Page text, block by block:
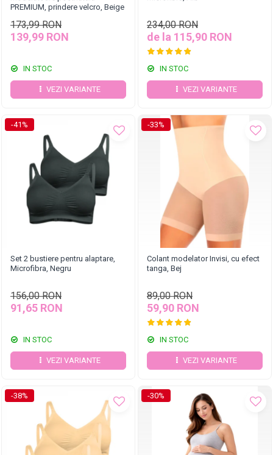
PREMIUM, prindere velcro, Beige
173,99 RON
139,99 RON
IN STOC
VEZI VARIANTE
234,00 RON
de la 115,90 RON
IN STOC
VEZI VARIANTE
-41%
Set 2 bustiere pentru alaptare,
Microfibra, Negru
156,00 RON
91,65 RON
IN STOC
VEZI VARIANTE
-33%
Colant modelator Invisi, cu efect
tanga, Bej
89,00 RON
59,90 RON
IN STOC
VEZI VARIANTE
-38% -30%